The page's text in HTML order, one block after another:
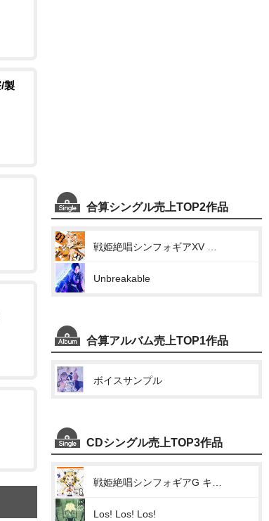
製
合算シングル売上TOP2作品
Unbreakable
合算アルバム売上TOP1作品
ボイスサンプル
CDシングル売上TOP3作品
Los! Los! Los!